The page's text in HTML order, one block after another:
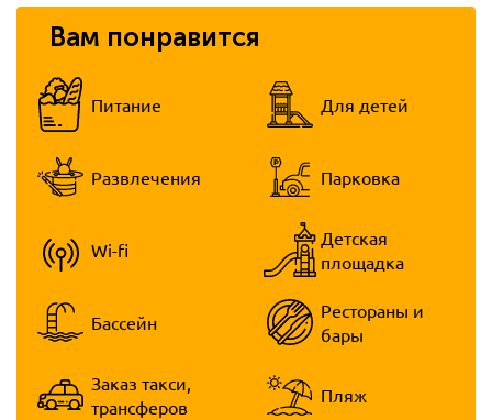
Вам понравится
Питание Для детей
Развлечения Парковка
Wi-fi
Детская
площадка
Бассейн
Рестораны и
бары
Заказ такси,
трансферов
Пляж